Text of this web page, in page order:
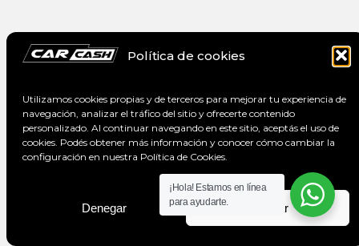
Política de cookies
Utilizamos cookies propias y de terceros para mejorar tu experiencia de
navegación, analizar el tráfico del sitio y ofrecerte contenido
personalizado. Al continuar navegando en este sitio, aceptás el uso de
cookies. Podés obtener más información y conocer cómo cambiar la
configuración en nuestra Política de Cookies.
Aceptar
Denegar
¡Hola! Estamos en línea
para ayudarte.